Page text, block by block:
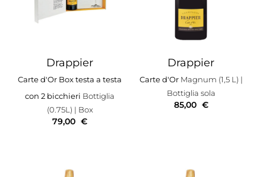
Drappier
Carte d'Or Box testa a testa
con 2 bicchieri Bottiglia
(0.75L) | Box
79,00 €
Drappier
Carte d'Or Magnum (1,5 L) |
Bottiglia sola
85,00 €